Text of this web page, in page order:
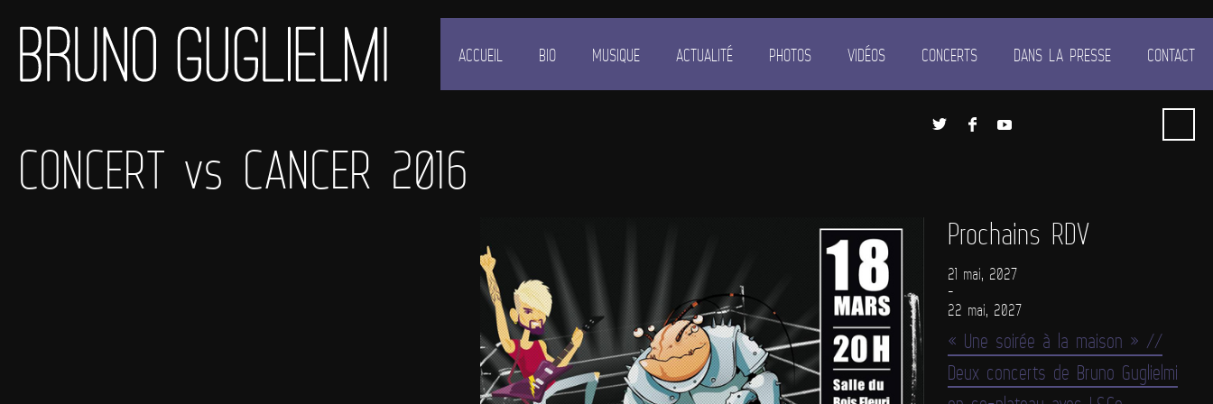
ACCUEIL BIO MUSIQUE ACTUALITÉ PHOTOS VIDÉOS CONCERTS DANS LA PRESSE CONTACT
CONCERT vs CANCER 2016
Prochains RDV
21 mai, 2027
-
22 mai, 2027
« Une soirée à la maison » //
Deux concerts de Bruno Guglielmi